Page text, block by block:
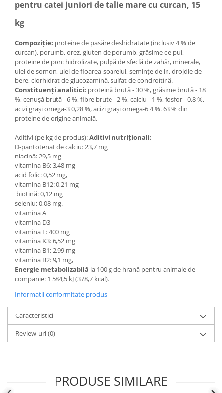
pentru catei juniori de talie mare cu curcan, 15
kg
Compoziție: proteine de pasăre deshidratate (inclusiv 4 % de
curcan), porumb, orez, gluten de porumb, grăsime de pui,
proteine de porc hidrolizate, pulpă de sfeclă de zahăr, minerale,
ulei de somon, ulei de floarea-soarelui, semințe de in, drojdie de
bere, clorhidrat de glucozamină, sulfat de condroitină.
Constituenți analitici: proteină brută - 30 %, grăsime brută - 18
%, cenușă brută - 6 %, fibre brute - 2 %, calciu - 1 %, fosfor - 0,8 %,
acizi grași omega-3 0,28 %, acizi grași omega-6 4 %. 63 % din
proteine de origine animală.
Aditivi (pe kg de produs):Aditivi nutriționali:
D-pantotenat de calciu: 23,7 mg
niacină: 29,5 mg
vitamina B6: 3,48 mg
acid folic: 0,52 mg,
vitamina B12: 0,21 mg
biotină: 0,12 mg
seleniu: 0,08 mg.
vitamina A
vitamina D3
vitamina E: 400 mg
vitamina K3: 6,52 mg
vitamina B1: 2,99 mg
vitamina B2: 9,1 mg,
Energie metabolizabilă la 100 g de hrană pentru animale de
companie: 1 584,5 kJ (378,7 kcal).
Informatii conformitate produs
Caracteristici
Review-uri(0)
PRODUSE SIMILARE